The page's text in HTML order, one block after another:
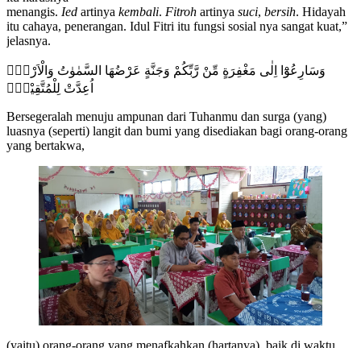
menangis. Ied artinya kembali. Fitroh artinya suci, bersih. Hidayah
itu cahaya, penerangan. Idul Fitri itu fungsi sosial nya sangat kuat,”
jelasnya.
وَسَارِعُوْٓا اِلٰى مَغْفِرَةٍ مِّنْ رَّبِّكُمْ وَجَنَّةٍ عَرْضُهَا السَّمٰوٰتُ وَالْاَرْضُۙ
Bersegeralah menuju ampunan dari Tuhanmu dan surga (yang)
luasnya (seperti) langit dan bumi yang disediakan bagi orang-orang
yang bertakwa,
(yaitu) orang-orang yang menafkahkan (hartanya), baik di waktu